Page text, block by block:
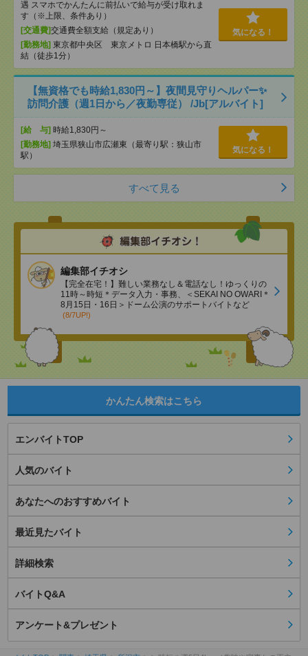
遇 スマホでかんたんに前払いで給与が受け取れま
す（※上限、条件あり）
[交通費]交通費全額支給（規定あり）
[勤務地] 東京都中央区 東京メトロ 日本橋駅から直
結（徒歩1分）
気になる！
【無資格でも時給1,830円～】夜間見守りヘルパー✨
訪問介護（週1日から／夜勤専従） /Jb[アルバイト]
[給 与] 時給1,830円～
[勤務地] 埼玉県狭山市広瀬東（最寄り駅：狭山市
駅）
気になる！
すべて見る
編集部イチオシ
【完全在宅！】難しい業務なし＆電話なし！ゆっくりの
11時～時短＊データ入力・事務、＜SEKAI NO OWARI＊
8月15日・16日＞ドーム公演のサポートバイトなど
(8/7UP!)
かんたん検索はこちら
エンバイトTOP
人気のバイト
あなたへのおすすめバイト
最近見たバイト
詳細検索
バイトQ&A
アンケート&プレゼント